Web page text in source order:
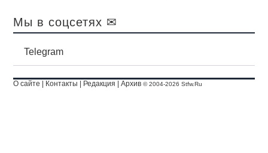
Мы в соцсетях ✉
Telegram
О сайте Контакты Редакция |Архив © 2004-2026 Stfw.Ru